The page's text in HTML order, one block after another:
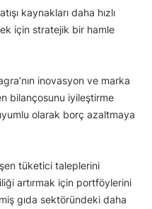
kaynakları daha hızlı
için stratejik bir hamle
inovasyon ve marka
bilançosunu iyileştirme
olarak borç azaltmaya
tüketici taleplerini
artırmak için portföylerini
gıda sektöründeki daha